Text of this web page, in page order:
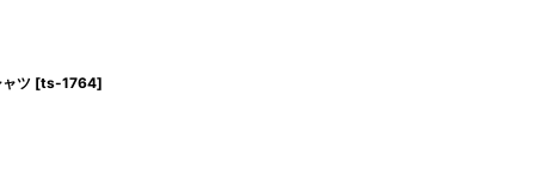
ツ [ts-1764]